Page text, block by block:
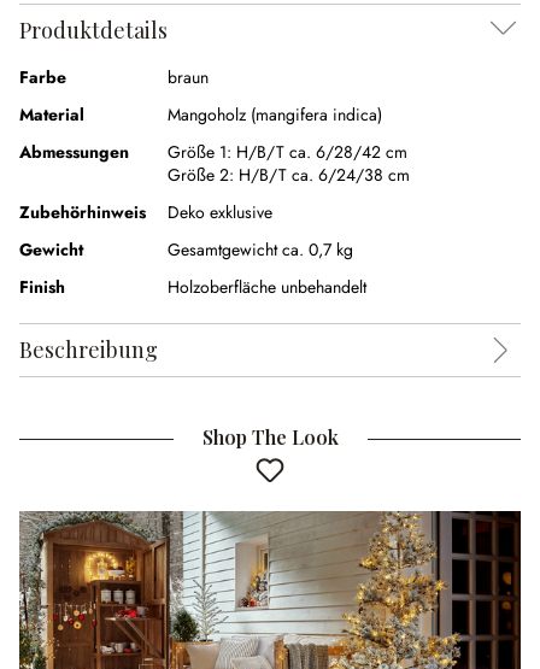
Produktdetails
Farbe
braun
Material
Mangoholz (mangifera indica)
Abmessungen
Größe 1: H/B/T ca. 6/28/42 cm
Größe 2: H/B/T ca. 6/24/38 cm
Zubehörhinweis
Deko exklusive
Gewicht
Gesamtgewicht ca. 0,7 kg
Finish
Holzoberfläche unbehandelt
Beschreibung
Shop The Look